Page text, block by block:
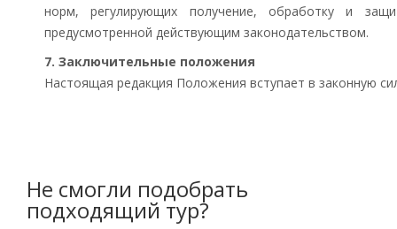
норм, регулирующих получение, обработку и
предусмотренной действующим законодательством.
7. Заключительные положения
Настоящая редакция Положения вступает в законную
Не смогли подобрать
подходящий тур?